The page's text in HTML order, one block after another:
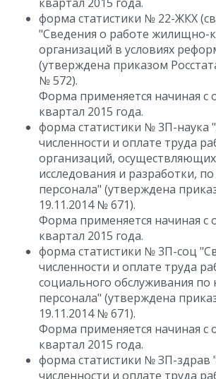
форма статистики № 22-ЖКХ
"Сведения о работе жилищно-
организаций в условиях
(утверждена приказом
№ 572).
Форма применяется начиная с
квартал 2015 года.
форма статистики № 3П-наука
численности и оплате труда
организаций,
исследования и разработки,
персонала" (утверждена
19.11.2014 № 671).
Форма применяется начиная с
квартал 2015 года.
форма статистики № 3П-соц
численности и оплате труда
социального обслуживания по
персонала" (утверждена
19.11.2014 № 671).
Форма применяется начиная с
квартал 2015 года.
форма статистики № ЗП-здрав
численности и оплате труда